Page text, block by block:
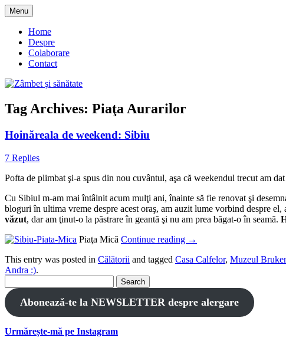
Skip
to
content
Zâmbet şi sănătate
Menu
Home
Despre
Colaborare
Contact
Tag Archives: Piaţa Aurarilor
Hoinăreala de weekend: Sibiu
7 Replies
Pofta de plimbat şi-a spus din nou cuvântul, aşa că weekendul trecut am
Cu Sibiul m-am mai întâlnit acum mulţi ani, înainte să fie renovat şi
bloguri în ultima vreme despre acest oraş, am auzit lume vorbind despre
văzut, dar am ţinut-o la păstrare în geantă şi nu am prea băgat-o în seamă.
Piaţa Mică Continue reading →
This entry was posted in Călătorii and tagged Casa Calfelor, Muzeul
Andra :).
for:
Abonează-te la NEWSLETTER despre alergare
Urmărește-mă pe Instagram